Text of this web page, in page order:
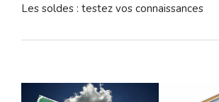
Les soldes : testez vos connaissances